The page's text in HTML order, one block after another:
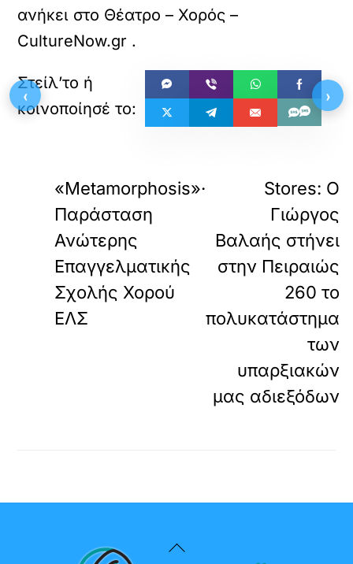
ανήκει στο Θέατρο – Χορός –
CultureNow.gr .
«Metamorphosis»·
Παράσταση
Ανώτερης
Επαγγελματικής
Σχολής Χορού
ΕΛΣ
Stores: Ο
Γιώργος
Βαλαής στήνει
στην Πειραιώς
260 το
πολυκατάστημα
των
υπαρξιακών
μας αδιεξόδων
Back
‹ ›